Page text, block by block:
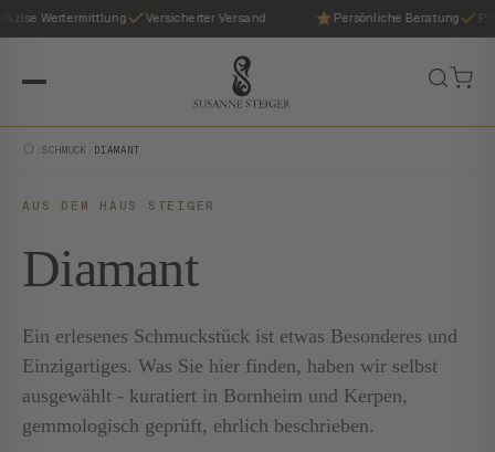
Wertermittlung Versicherter Versand Persönliche Beratung
SCHMUCK DIAMANT
AUS DEM HAUS STEIGER
Diamant
Ein erlesenes Schmuckstück ist etwas Besonderes und
Einzigartiges. Was Sie hier finden, haben wir selbst
ausgewählt - kuratiert in Bornheim und Kerpen,
gemmologisch geprüft, ehrlich beschrieben.